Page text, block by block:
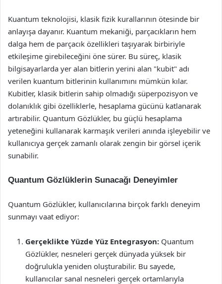
Kuantum teknolojisi, klasik fizik kurallarının ötesinde bir
anlayışa dayanır. Kuantum mekaniği, parçacıkların hem
dalga hem de parçacık özellikleri taşıyarak birbiriyle
etkileşime girebileceğini öne sürer. Bu süreç, klasik
bilgisayarlarda yer alan bitlerin yerini alan "kubit" adı
verilen kuantum bitlerinin kullanımını mümkün kılar.
Kubitler, klasik bitlerin sahip olmadığı süperpozisyon ve
dolanıklık gibi özelliklerle, hesaplama gücünü katlanarak
artırabilir. Quantum Gözlükler, bu güçlü hesaplama
yeteneğini kullanarak karmaşık verileri anında işleyebilir ve
kullanıcıya gerçek zamanlı olarak zengin bir görsel içerik
sunabilir.
Quantum Gözlüklerin Sunacağı Deneyimler
Quantum Gözlükler, kullanıcılarına birçok farklı deneyim
sunmayı vaat ediyor:
Gerçeklikte Yüzde Yüz Entegrasyon: Quantum
Gözlükler, nesneleri gerçek dünyada yüksek bir
doğrulukla yeniden oluşturabilir. Bu sayede,
kullanıcılar sanal nesneleri gerçek ortamlarıyla